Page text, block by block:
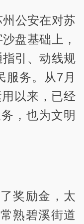
州公安在对苏
盘基础上，
引、动线规
服务。从7月
用以来，已经
，也为文明
奖励金，太
熟碧溪街道